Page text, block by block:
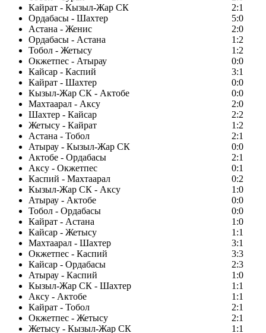
Кайрат - Кызыл-Жар СК
2:1
Ордабасы - Шахтер
5:0
Астана - Женис
2:0
Ордабасы - Астана
1:2
Тобол - Жетысу
1:2
Окжетпес - Атырау
0:0
Кайсар - Каспий
3:1
Кайрат - Шахтер
0:0
Кызыл-Жар СК - Актобе
0:0
Махтаарал - Аксу
2:0
Шахтер - Кайсар
2:2
Жетысу - Кайрат
1:2
Астана - Тобол
2:1
Атырау - Кызыл-Жар СК
0:0
Актобе - Ордабасы
2:1
Аксу - Окжетпес
0:1
Каспий - Махтаарал
0:2
Кызыл-Жар СК - Аксу
1:0
Атырау - Актобе
0:0
Тобол - Ордабасы
0:0
Кайрат - Астана
1:0
Кайсар - Жетысу
1:1
Махтаарал - Шахтер
3:1
Окжетпес - Каспий
3:3
Кайсар - Ордабасы
2:3
Атырау - Каспий
1:0
Кызыл-Жар СК - Шахтер
1:1
Аксу - Актобе
1:1
Кайрат - Тобол
2:1
Окжетпес - Жетысу
2:1
Жетысу - Кызыл-Жар СК
1:1